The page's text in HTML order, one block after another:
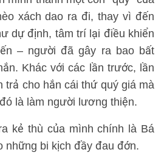
xách dao ra đi, thay vì đến
dự định, tâm trí lại điều khiển
– người đã gây ra bao bất
Khác với các lần trước, lần
trả cho hắn cái thứ quý giá mà
là làm người lương thiện.
kẻ thù của mình chính là Bá
những bi kịch đầy đau đớn.